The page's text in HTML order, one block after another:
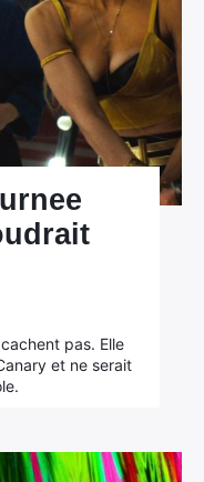
pas. Elle
et ne serait